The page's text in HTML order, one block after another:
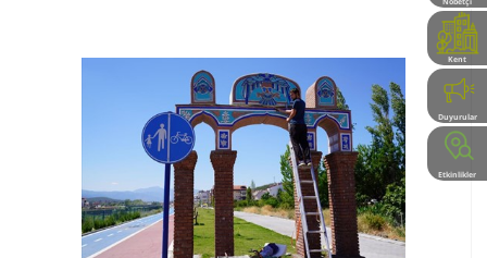
Eczaneler
Kent
Rehberi
Duyurular
Etkinlikler